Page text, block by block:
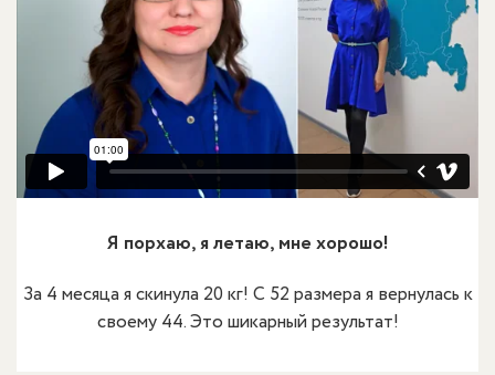
Я порхаю, я летаю, мне хорошо!
За 4 месяца я скинула 20 кг! С 52 размера я вернулась к
своему 44. Это шикарный результат!